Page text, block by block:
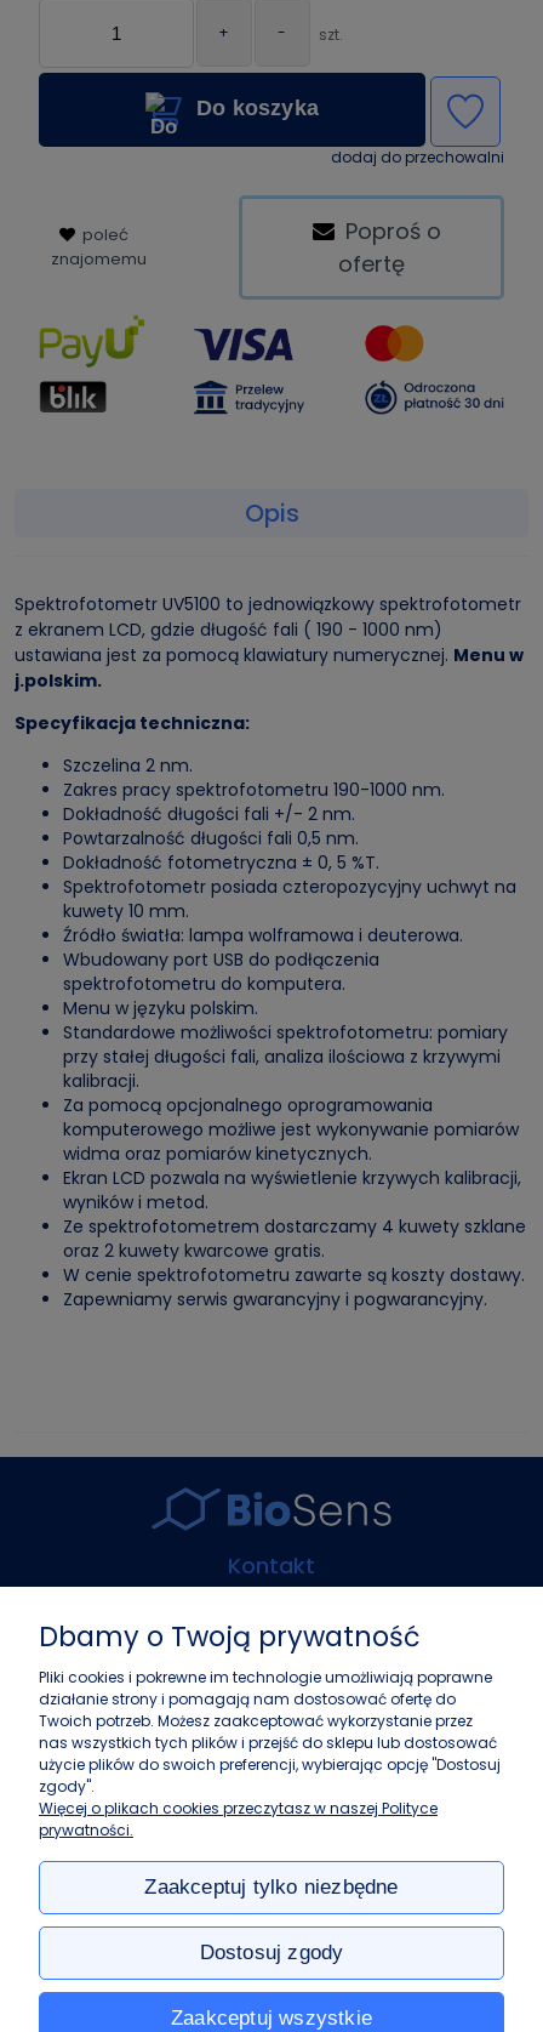
+ - szt.
Do koszyka
dodaj do przechowalni
poleć
znajomemu
Poproś o
ofertę
Opis
Spektrofotometr UV5100 to jednowiązkowy spektrofotometr
z ekranem LCD, gdzie długość fali ( 190 - 1000 nm)
ustawiana jest za pomocą klawiatury numerycznej. Menu w
j.polskim.
Specyfikacja techniczna:
Szczelina 2 nm.
Zakres pracy spektrofotometru 190-1000 nm.
Dokładność długości fali +/- 2 nm.
Powtarzalność długości fali 0,5 nm.
Dokładność fotometryczna ± 0, 5 %T.
Spektrofotometr posiada czteropozycyjny uchwyt na
kuwety 10 mm.
Źródło światła: lampa wolframowa i deuterowa.
Wbudowany port USB do podłączenia
spektrofotometru do komputera.
Menu w języku polskim.
Standardowe możliwości spektrofotometru: pomiary
przy stałej długości fali, analiza ilościowa z krzywymi
kalibracji.
Za pomocą opcjonalnego oprogramowania
komputerowego możliwe jest wykonywanie pomiarów
widma oraz pomiarów kinetycznych.
Ekran LCD pozwala na wyświetlenie krzywych kalibracji,
wyników i metod.
Ze spektrofotometrem dostarczamy 4 kuwety szklane
oraz 2 kuwety kwarcowe gratis.
W cenie spektrofotometru zawarte są koszty dostawy.
Zapewniamy serwis gwarancyjny i pogwarancyjny.
Kontakt
ul. Górczewska 216
01-460 Warszawa
+48 22 243 37 87
info@biosens.pl
Pomoc
Moje konto
Informacje
Dbamy o Twoją prywatność
Pliki cookies i pokrewne im technologie umożliwiają poprawne
działanie strony i pomagają nam dostosować ofertę do
Twoich potrzeb. Możesz zaakceptować wykorzystanie przez
nas wszystkich tych plików i przejść do sklepu lub dostosować
użycie plików do swoich preferencji, wybierając opcję "Dostosuj
zgody".
Więcej o plikach cookies przeczytasz w naszej Polityce
prywatności.
Zaakceptuj tylko niezbędne
Dostosuj zgody
Zaakceptuj wszystkie